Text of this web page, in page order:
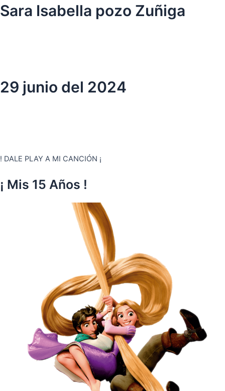
Ir
al
Sara Isabella pozo Zuñiga
29 junio del 2024
! DALE PLAY A MI CANCIÓN ¡
¡ Mis 15 Años !